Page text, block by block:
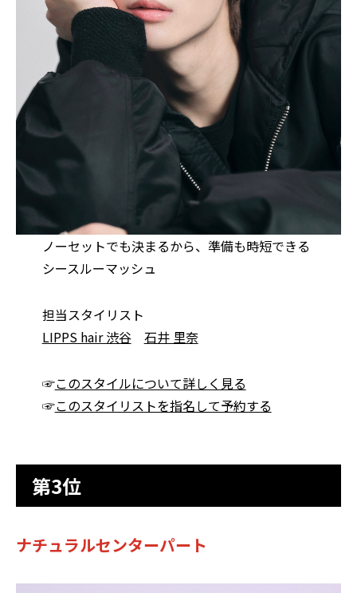
ノーセットでも決まるから、準備も時短できる
シースルーマッシュ
担当スタイリスト
LIPPS hair 渋谷
石井 里奈
☞このスタイルについて詳しく見る
☞このスタイリストを指名して予約する
第3位
ナチュラルセンターパート